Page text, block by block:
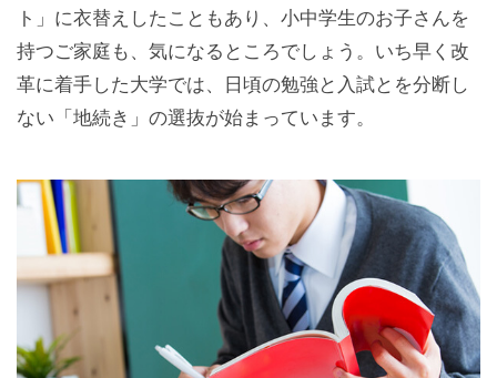
ト」に衣替えしたこともあり、小中学生のお子さんを
持つご家庭も、気になるところでしょう。いち早く改
革に着手した大学では、日頃の勉強と入試とを分断し
ない「地続き」の選抜が始まっています。